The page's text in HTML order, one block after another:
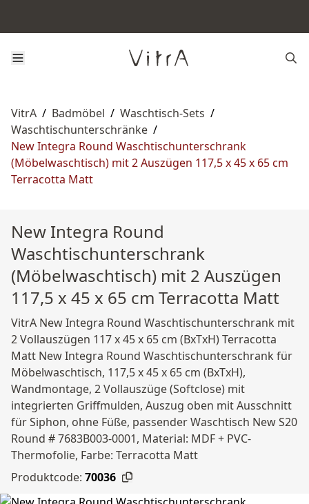
VitrA / Badmöbel / Waschtisch-Sets /
Waschtischunterschränke /
New Integra Round Waschtischunterschrank
(Möbelwaschtisch) mit 2 Auszügen 117,5 x 45 x 65 cm
Terracotta Matt
New Integra Round
Waschtischunterschrank
(Möbelwaschtisch) mit 2 Auszügen
117,5 x 45 x 65 cm Terracotta Matt
VitrA New Integra Round Waschtischunterschrank mit
2 Vollauszügen 117 x 45 x 65 cm (BxTxH) Terracotta
Matt New Integra Round Waschtischunterschrank für
Möbelwaschtisch, 117,5 x 45 x 65 cm (BxTxH),
Wandmontage, 2 Vollauszüge (Softclose) mit
integrierten Griffmulden, Auszug oben mit Ausschnitt
für Siphon, ohne Füße, passender Waschtisch New S20
Round # 7683B003-0001, Material: MDF + PVC-
Thermofolie, Farbe: Terracotta Matt
Produktcode: 70036